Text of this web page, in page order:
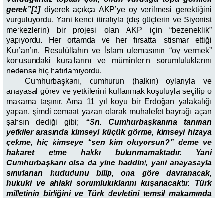
gerek”[1] diyerek açıkça AKP’ye oy verilmesi gerektiğini
vurguluyordu. Yani kendi itirafıyla (dış güçlerin ve Siyonist
merkezlerin) bir projesi olan AKP için “bezeneklik”
yapıyordu. Her ortamda ve her fırsatta istismar ettiği
Kur’an’ın, Resulüllahın ve İslam ulemasının “oy vermek”
konusundaki kurallarını ve müminlerin sorumluluklarını
nedense hiç hatırlamıyordu.
Cumhurbaşkanı, cumhurun (halkın) oylarıyla ve
anayasal görev ve yetkilerini kullanmak koşuluyla seçilip o
makama taşınır. Ama 11 yıl koyu bir Erdoğan yalakalığı
yapan, şimdi cemaat yazarı olarak muhalefet bayrağı açan
şahsın dediği gibi; “Sn. Cumhurbaşkanına tanınan
yetkiler arasında kimseyi küçük görme, kimseyi hizaya
çekme, hiç kimseye “sen kim oluyorsun?” deme ve
hakaret etme hakkı bulunmamaktadır. Yani
Cumhurbaşkanı olsa da yine haddini, yani anayasayla
sınırlanan hududunu bilip, ona göre davranacak,
hukuki ve ahlaki sorumluluklarını kuşanacaktır. Türk
milletinin birliğini ve Türk devletini temsil makamında